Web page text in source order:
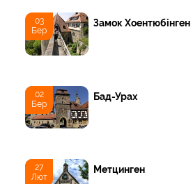
03
Бер
Замок Хоентюбінген
02
Бер
Бад-Урах
27
Лют
Метцинген